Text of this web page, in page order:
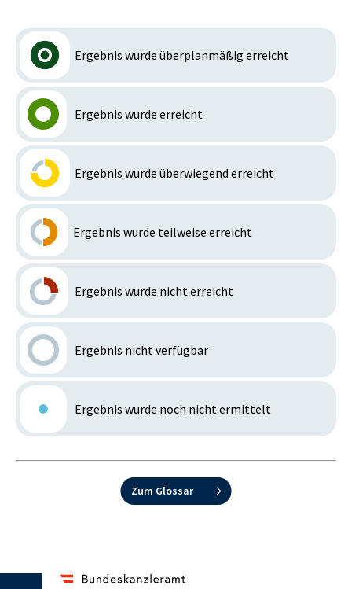
Ergebnis wurde überplanmäßig erreicht
Ergebnis wurde erreicht
Ergebnis wurde überwiegend erreicht
Ergebnis wurde teilweise erreicht
Ergebnis wurde nicht erreicht
Ergebnis nicht verfügbar
Ergebnis wurde noch nicht ermittelt
Zum Glossar